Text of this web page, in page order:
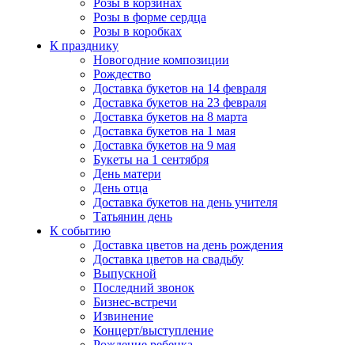
Розы в корзинах
Розы в форме сердца
Розы в коробках
К празднику
Новогодние композиции
Рождество
Доставка букетов на 14 февраля
Доставка букетов на 23 февраля
Доставка букетов на 8 марта
Доставка букетов на 1 мая
Доставка букетов на 9 мая
Букеты на 1 сентября
День матери
День отца
Доставка букетов на день учителя
Татьянин день
К событию
Доставка цветов на день рождения
Доставка цветов на свадьбу
Выпускной
Последний звонок
Бизнес-встречи
Извинение
Концерт/выступление